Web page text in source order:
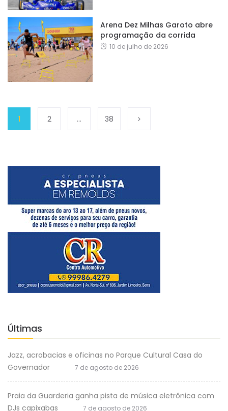
Arena Dez Milhas Garoto abre
programação da corrida
10 de julho de 2026
1 2 … 38
Últimas
Jazz, acrobacias e oficinas no Parque Cultural Casa do
Governador
7 de agosto de 2026
Praia da Guarderia ganha pista de música eletrônica com
DJs capixabas
7 de agosto de 2026